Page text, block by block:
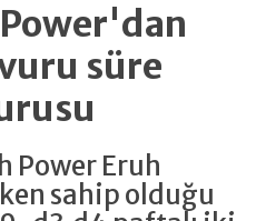
süre
Power Eruh
sahip olduğu